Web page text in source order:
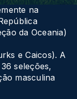
na
da Oceania)
e Caicos). A
seleções,
masculina